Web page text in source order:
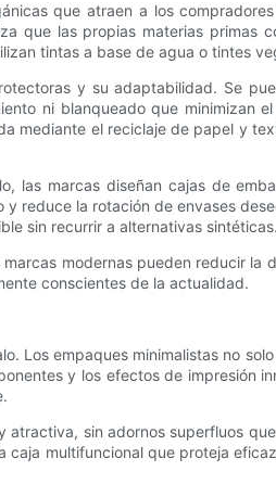
que atraen a los
que las propias materias primas
tintas a base de agua o tintes
y su adaptabilidad. Se
ni blanqueado que minimizan
mediante el reciclaje de papel y
las marcas diseñan cajas de
reduce la rotación de envases
sin recurrir a alternativas sintéticas.
modernas pueden reducir
conscientes de la actualidad.
Los empaques minimalistas no
y los efectos de impresión
sin adornos superfluos
multifuncional que proteja